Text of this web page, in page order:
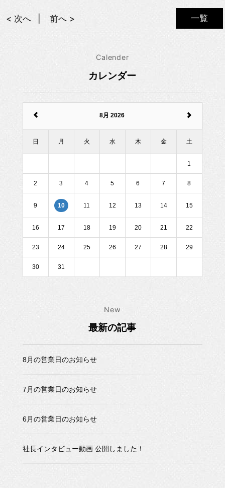
一覧
< 次へ 前へ >
Calender
カレンダー
8月 2026
日 月 火 水 木 金 土
1
2 3 4 5 6 7 8
9 10 11 12 13 14 15
16 17 18 19 20 21 22
23 24 25 26 27 28 29
30 31
New
最新の記事
8月の営業日のお知らせ
7月の営業日のお知らせ
6月の営業日のお知らせ
社長インタビュー動画 公開しました！